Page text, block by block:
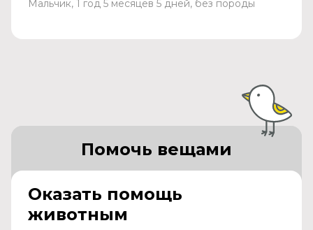
Мальчик, 1 год 5 месяцев 5 дней, без породы
Оказать помощь
животным
Помочь вещами